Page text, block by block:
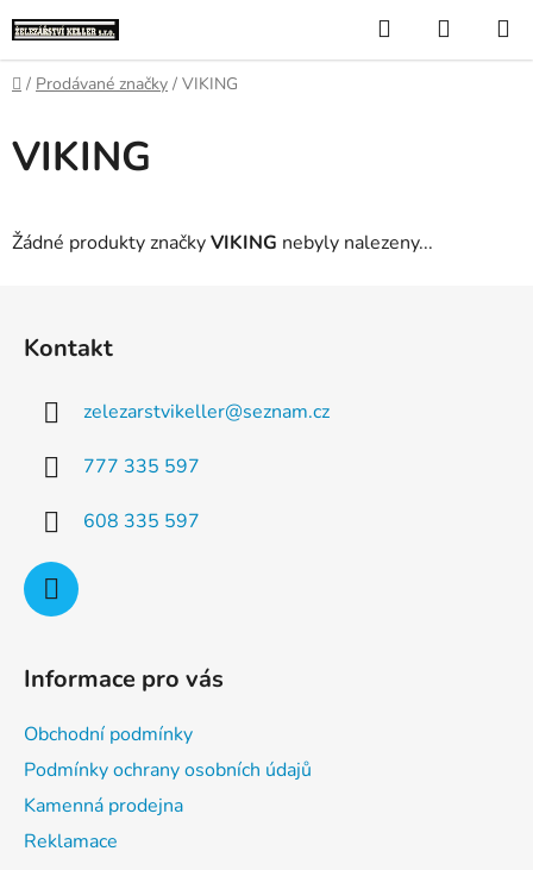
na
obsah
Hledat
KOŠÍK
Domů
/ Prodávané značky / VIKING
VIKING
Žádné produkty značkyVIKING nebyly nalezeny...
Kontakt
zelezarstvikeller@seznam.cz
777 335 597
608 335 597
Informace pro vás
Obchodní podmínky
Podmínky ochrany osobních údajů
Kamenná prodejna
Reklamace